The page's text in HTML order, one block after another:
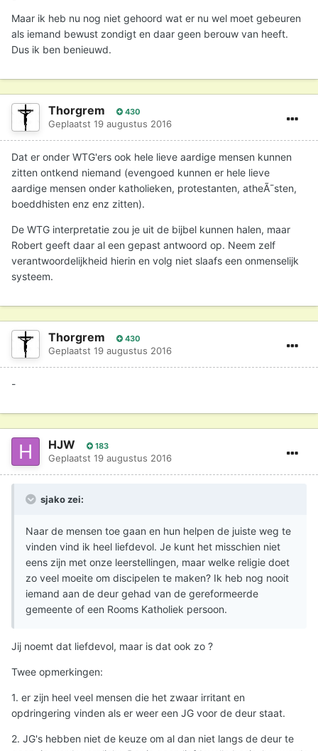
Maar ik heb nu nog niet gehoord wat er nu wel moet gebeuren
als iemand bewust zondigt en daar geen berouw van heeft.
Dus ik ben benieuwd.
Thorgrem 430
Geplaatst 19 augustus 2016
Dat er onder WTG'ers ook hele lieve aardige mensen kunnen
zitten ontkend niemand (evengoed kunnen er hele lieve
aardige mensen onder katholieken, protestanten, atheÃ¯sten,
boeddhisten enz enz zitten).
De WTG interpretatie zou je uit de bijbel kunnen halen, maar
Robert geeft daar al een gepast antwoord op. Neem zelf
verantwoordelijkheid hierin en volg niet slaafs een onmenselijk
systeem.
Thorgrem 430
Geplaatst 19 augustus 2016
-
HJW 183
Geplaatst 19 augustus 2016
sjako zei:
Naar de mensen toe gaan en hun helpen de juiste weg te
vinden vind ik heel liefdevol. Je kunt het misschien niet
eens zijn met onze leerstellingen, maar welke religie doet
zo veel moeite om discipelen te maken? Ik heb nog nooit
iemand aan de deur gehad van de gereformeerde
gemeente of een Rooms Katholiek persoon.
Jij noemt dat liefdevol, maar is dat ook zo ?
Twee opmerkingen:
1. er zijn heel veel mensen die het zwaar irritant en
opdringering vinden als er weer een JG voor de deur staat.
2. JG's hebben niet de keuze om al dan niet langs de deur te